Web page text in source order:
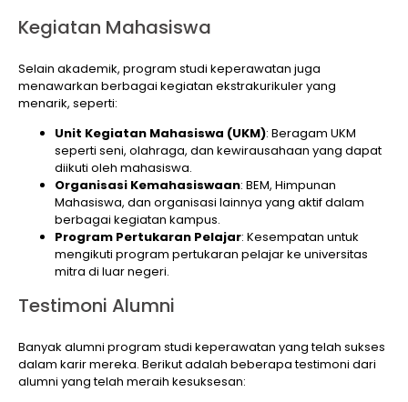
Kegiatan Mahasiswa
Selain akademik, program studi keperawatan juga
menawarkan berbagai kegiatan ekstrakurikuler yang
menarik, seperti:
Unit Kegiatan Mahasiswa (UKM): Beragam UKM
seperti seni, olahraga, dan kewirausahaan yang dapat
diikuti oleh mahasiswa.
Organisasi Kemahasiswaan: BEM, Himpunan
Mahasiswa, dan organisasi lainnya yang aktif dalam
berbagai kegiatan kampus.
Program Pertukaran Pelajar: Kesempatan untuk
mengikuti program pertukaran pelajar ke universitas
mitra di luar negeri.
Testimoni Alumni
Banyak alumni program studi keperawatan yang telah sukses
dalam karir mereka. Berikut adalah beberapa testimoni dari
alumni yang telah meraih kesuksesan: